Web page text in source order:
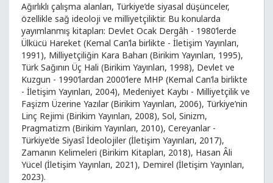
Ağırlıklı çalışma alanları, Türkiye’de siyasal düşünceler,
özellikle sağ ideoloji ve milliyetçiliktir. Bu konularda
yayımlanmış kitapları: Devlet Ocak Dergâh - 1980’lerde
Ülkücü Hareket (Kemal Can’la birlikte - İletişim Yayınları,
1991), Milliyetçiliğin Kara Baharı (Birikim Yayınları, 1995),
Türk Sağının Üç Hali (Birikim Yayınları, 1998), Devlet ve
Kuzgun - 1990’lardan 2000’lere MHP (Kemal Can’la birlikte
- İletişim Yayınları, 2004), Medeniyet Kaybı - Milliyetçilik ve
Faşizm Üzerine Yazılar (Birikim Yayınları, 2006), Türkiye’nin
Linç Rejimi (Birikim Yayınları, 2008), Sol, Sinizm,
Pragmatizm (Birikim Yayınları, 2010), Cereyanlar -
Türkiye’de Siyasî İdeolojiler (İletişim Yayınları, 2017),
Zamanın Kelimeleri (Birikim Kitapları, 2018), Hasan Âli
Yücel (İletişim Yayınları, 2021), Demirel (İletişim Yayınları,
2023).